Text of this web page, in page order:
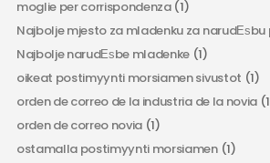
moglie per corrispondenza(1)
Najbolje mjesto za mladenku za
Najbolje narudЕѕbe mladenke (1)
oikeat postimyynti morsiamen sivustot (1)
orden de correo de la industria de la novia
orden de correo novia (1)
ostamalla postimyynti morsiamen(1)